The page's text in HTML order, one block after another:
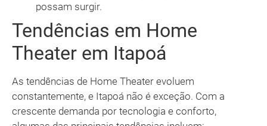
possam surgir.
Tendências em Home
Theater em Itapoá
As tendências de Home Theater evoluem
constantemente, e Itapoá não é exceção. Com a
crescente demanda por tecnologia e conforto,